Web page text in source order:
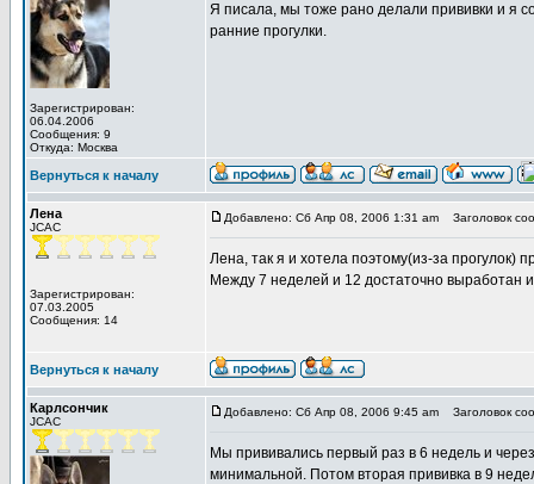
Зарегистрирован:
06.04.2006
Сообщения: 9
Откуда: Москва
Я писала, мы тоже рано делали прививки и я
ранние прогулки.
Вернуться к началу
Лена
JCAC
Зарегистрирован:
07.03.2005
Сообщения: 14
Добавлено: Сб Апр 08, 2006 1:31 am Заголовок
Лена, так я и хотела поэтому(из-за прогулок)
Между 7 неделей и 12 достаточно выработан
Вернуться к началу
Карлсончик
JCAC
Добавлено: Сб Апр 08, 2006 9:45 am Заголовок
Мы прививались первый раз в 6 недель и
минимальной. Потом вторая прививка в 9